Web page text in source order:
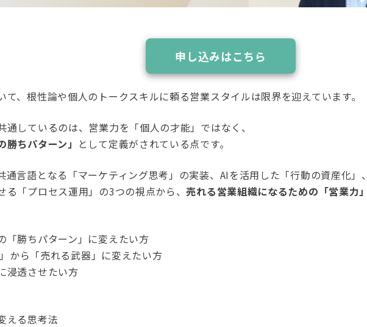
申し込みはこちら
、根性論や個人のトークスキルに頼る営業スタイルは限界を迎えています。
しているのは、営業力を「個人の才能」ではなく、
勝ちパターン」 として定義がされている点です。
通言語となる「マーケティング思考」の実装、AIを活用した「行動の資産化」
「プロセス運用」の3つの視点から、 売れる営業組織になるための「営業力
「勝ちパターン」に変えたい方
から「売れる武器」に変えたい方
浸透させたい方
える思考法